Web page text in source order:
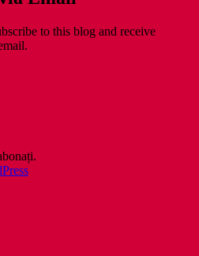
to this blog and receive